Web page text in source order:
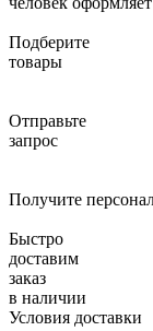
Подберите
товары
Отправьте
запрос
Получите
Быстро
доставим
заказ
в наличии
Условия доставки